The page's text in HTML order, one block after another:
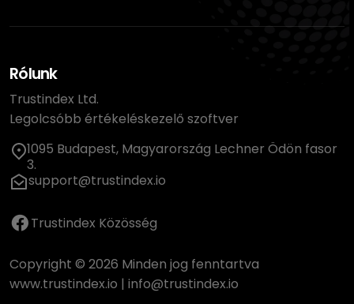
Rólunk
Trustindex Ltd.
Legolcsóbb értékeléskezelő szoftver
1095 Budapest, Magyarország Lechner Ödön fasor
3.
support@trustindex.io
Trustindex Közösség
Copyright © 2026 Minden jog fenntartva
www.trustindex.io | info@trustindex.io